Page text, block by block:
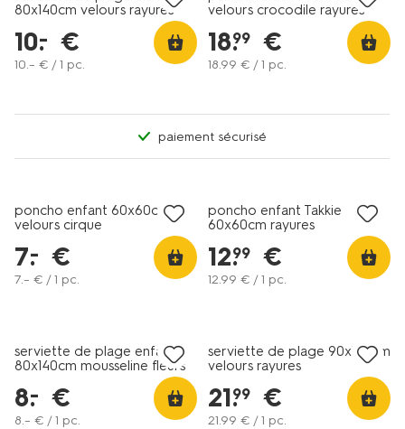
80x140cm velours rayures
10.
– €
10.– € / 1 pc.
velours crocodile rayures
18.
99 €
18.99 € / 1 pc.
paiement sécurisé
poncho enfant 60x60cm
velours cirque
7.
– €
7.– € / 1 pc.
poncho enfant Takkie
60x60cm rayures
12.
99 €
12.99 € / 1 pc.
serviette de plage enfant
80x140cm mousseline fleurs
8.
– €
8.– € / 1 pc.
serviette de plage 90x180cm
velours rayures
21.
99 €
21.99 € / 1 pc.